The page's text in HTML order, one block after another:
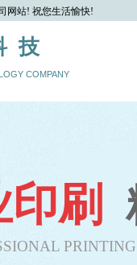
网站! 祝您生活愉快!
COMPANY
技
印刷